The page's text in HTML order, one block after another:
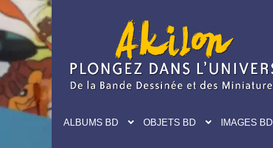
navigation
ALBUMS BD OBJETS BD IMAGES BD